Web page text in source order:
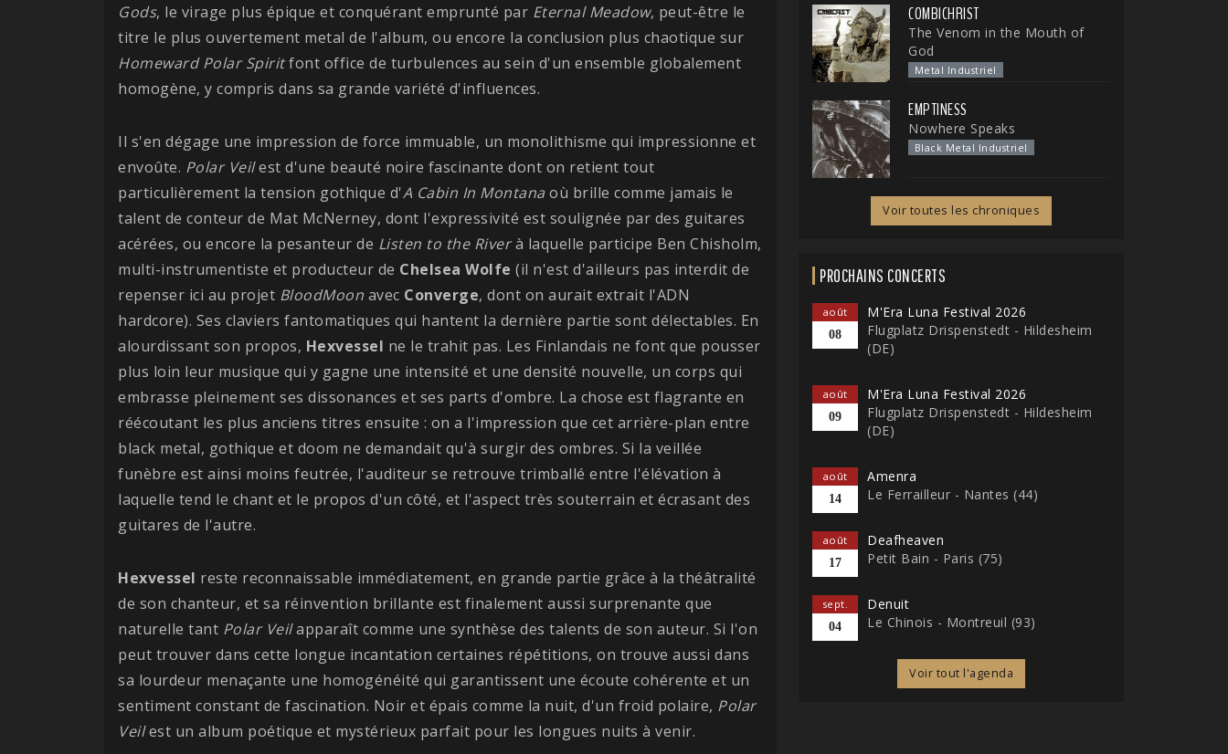
Gods, le virage plus épique et conquérant emprunté par Eternal Meadow, peut-être le
titre le plus ouvertement metal de l'album, ou encore la conclusion plus chaotique sur
Homeward Polar Spiritfont office de turbulences au sein d'un ensemble globalement
homogène, y compris dans sa grande variété d'influences.
Il s'en dégage une impression de force immuable, un monolithisme qui impressionne et
envoûte. Polar Veilest d'une beauté noire fascinante dont on retient tout
particulièrement la tension gothique d'A Cabin In Montana où brille comme jamais le
talent de conteur de Mat McNerney, dont l'expressivité est soulignée par des guitares
acérées, ou encore la pesanteur de Listen to the Riverà laquelle participe Ben Chisholm,
multi-instrumentiste et producteur de Chelsea Wolfe (il n'est d'ailleurs pas interdit de
repenser ici au projet BloodMoon avec Converge, dont on aurait extrait l'ADN
hardcore). Ses claviers fantomatiques qui hantent la dernière partie sont délectables. En
alourdissant son propos, Hexvessel ne le trahit pas. Les Finlandais ne font que pousser
plus loin leur musique qui y gagne une intensité et une densité nouvelle, un corps qui
embrasse pleinement ses dissonances et ses parts d'ombre. La chose est flagrante en
réécoutant les plus anciens titres ensuite : on a l'impression que cet arrière-plan entre
black metal, gothique et doom ne demandait qu'à surgir des ombres. Si la veillée
funèbre est ainsi moins feutrée, l'auditeur se retrouve trimballé entre l'élévation à
laquelle tend le chant et le propos d'un côté, et l'aspect très souterrain et écrasant des
guitares de l'autre.
Hexvessel reste reconnaissable immédiatement, en grande partie grâce à la théâtralité
de son chanteur, et sa réinvention brillante est finalement aussi surprenante que
naturelle tant Polar Veilapparaît comme une synthèse des talents de son auteur. Si l'on
peut trouver dans cette longue incantation certaines répétitions, on trouve aussi dans
sa lourdeur menaçante une homogénéité qui garantissent une écoute cohérente et un
sentiment constant de fascination. Noir et épais comme la nuit, d'un froid polaire, Polar
Veilest un album poétique et mystérieux parfait pour les longues nuits à venir.
COMBICHRIST
The Venom in the Mouth of
God
Metal Industriel
EMPTINESS
Nowhere Speaks
Black Metal Industriel
Voir toutes les chroniques
PROCHAINS CONCERTS
août
08
M'Era Luna Festival 2026
Flugplatz Drispenstedt - Hildesheim
(DE)
août
09
M'Era Luna Festival 2026
Flugplatz Drispenstedt - Hildesheim
(DE)
août
14
Amenra
Le Ferrailleur - Nantes (44)
août
17
Deafheaven
Petit Bain - Paris (75)
sept.
04
Denuit
Le Chinois - Montreuil (93)
Voir tout l'agenda